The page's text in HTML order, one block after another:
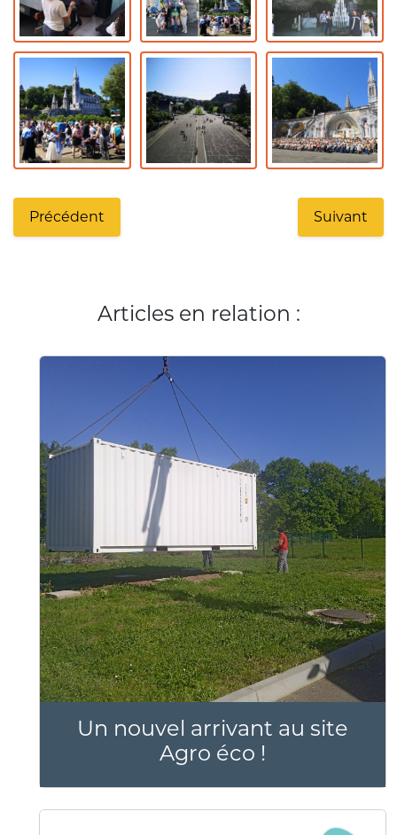
Précédent Suivant
Articles en relation :
Un nouvel arrivant au site
Agro éco !